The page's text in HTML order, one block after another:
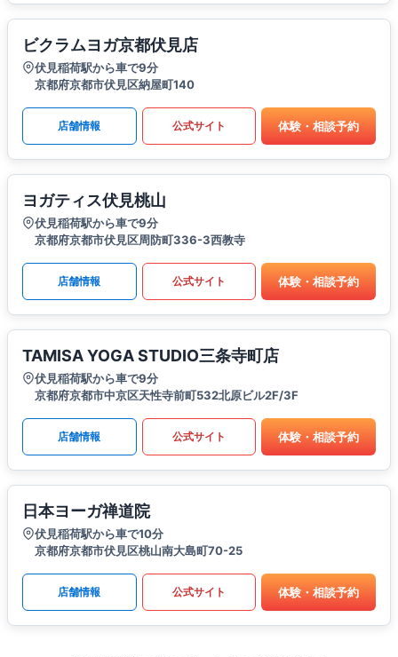
ビクラムヨガ京都伏見店
伏見稲荷駅から車で9分
京都府京都市伏見区納屋町140
店舗情報 公式サイト 体験・相談予約
ヨガティス伏見桃山
伏見稲荷駅から車で9分
京都府京都市伏見区周防町336-3西教寺
店舗情報 公式サイト 体験・相談予約
TAMISA YOGA STUDIO三条寺町店
伏見稲荷駅から車で9分
京都府京都市中京区天性寺前町532北原ビル2F/3F
店舗情報 公式サイト 体験・相談予約
日本ヨーガ禅道院
伏見稲荷駅から車で10分
京都府京都市伏見区桃山南大島町70-25
店舗情報 公式サイト 体験・相談予約